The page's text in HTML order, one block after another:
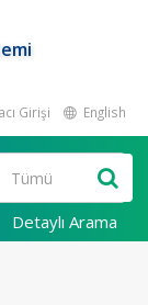
Girişi English
Detaylı Arama